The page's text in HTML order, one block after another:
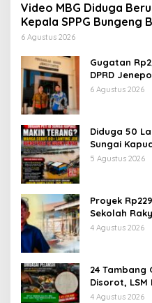
Video MBG Diduga
Kepala SPPG Bungeng
6 Agustus 2026
Gugatan
DPRD
Masuk
6 Agustus 2026
Diduga 50
Sungai
Bongkar
5 Agustus 2026
Proyek
Sekolah
Dugaan
4 Agustus 2026
24 Tambang
Disorot, LSM
Dugaan
4 Agustus 2026